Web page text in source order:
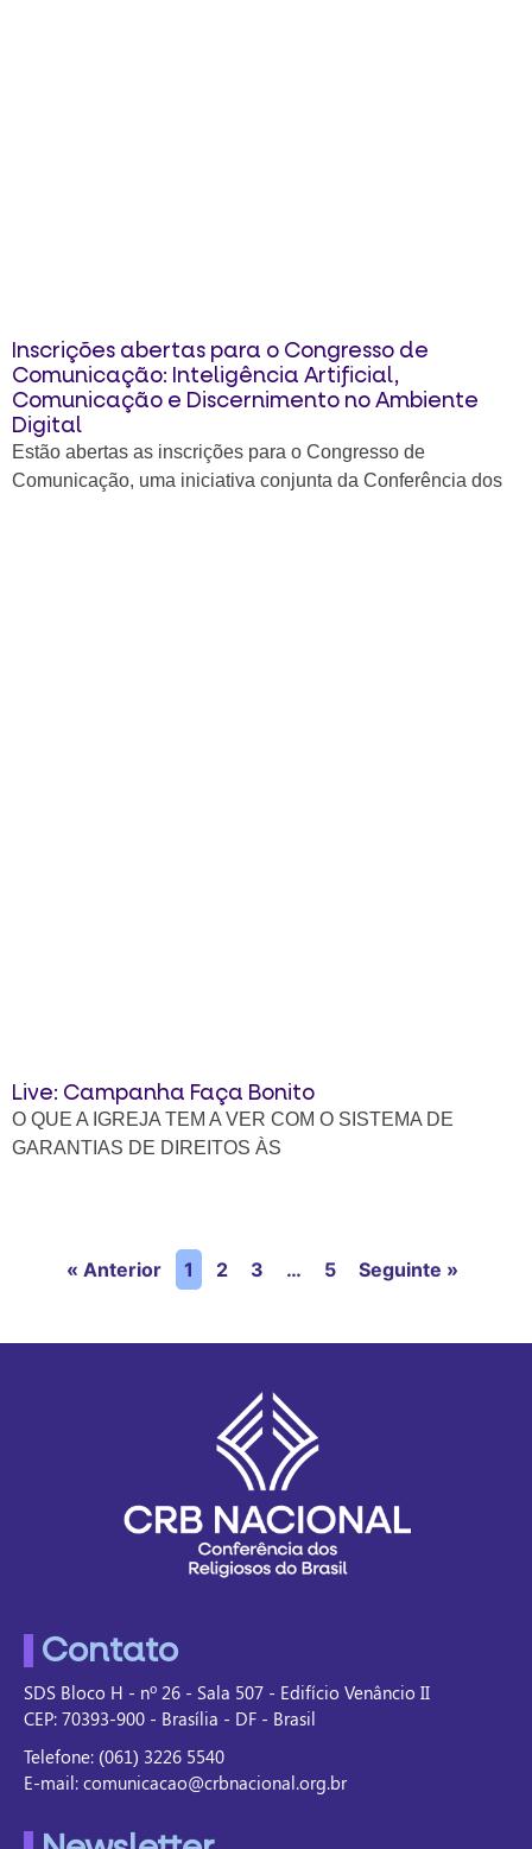
Inscrições abertas para o Congresso de
Comunicação: Inteligência Artificial,
Comunicação e Discernimento no Ambiente
Digital
Estão abertas as inscrições para o Congresso de
Comunicação, uma iniciativa conjunta da Conferência dos
Live: Campanha Faça Bonito
O QUE A IGREJA TEM A VER COM O SISTEMA DE
GARANTIAS DE DIREITOS ÀS
« Anterior 1 2 3 … 5 Seguinte »
Contato
SDS Bloco H - nº 26 - Sala 507 - Edifício Venâncio II
CEP: 70393-900 - Brasília - DF - Brasil
Telefone: (061) 3226 5540
E-mail: comunicacao@crbnacional.org.br